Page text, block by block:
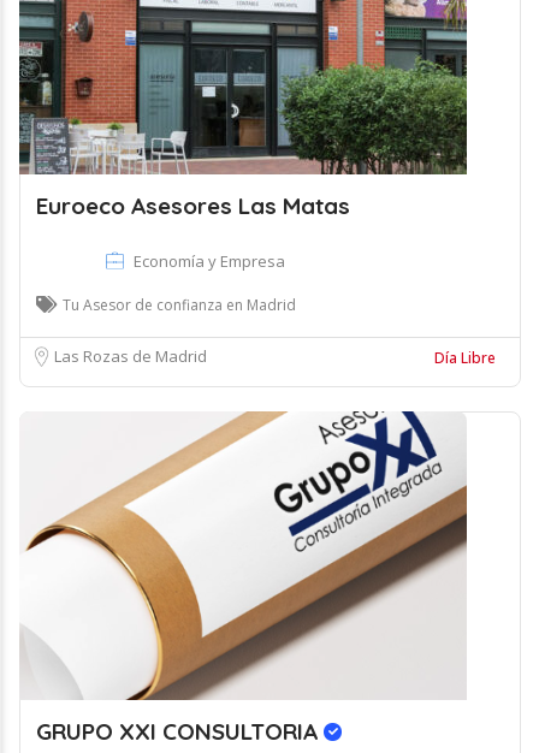
Euroeco Asesores Las Matas
Economía y Empresa
Tu Asesor de confianza en Madrid
Las Rozas de Madrid Día Libre
GRUPO XXI CONSULTORIA